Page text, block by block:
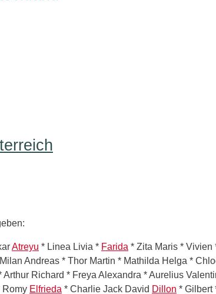
Atreyu * Linea Livia * Farida * Zita Maris * Vivien
Andreas * Thor Martin * Mathilda Helga *
Richard * Freya Alexandra * Aurelius
Romy Elfrieda * Charlie Jack David Dillon * Gilbert